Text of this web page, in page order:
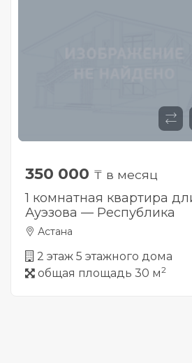
350 000 ₸ в месяц
1 комнатная квартира
Ауэзова — Республика
Астана
2 этаж 5 этажного дома
общая площадь 30 м2